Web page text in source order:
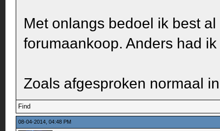
Met onlangs bedoel ik best
forumaankoop. Anders had
Zoals afgesproken normaal
Find
08-04-2014, 04:48 PM